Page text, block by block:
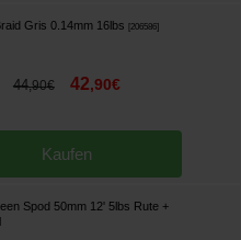
Gris 0.14mm 16lbs 206586]
44,90€ 42,90€
Kaufen
Spod 50mm 12' 5lbs Rute +